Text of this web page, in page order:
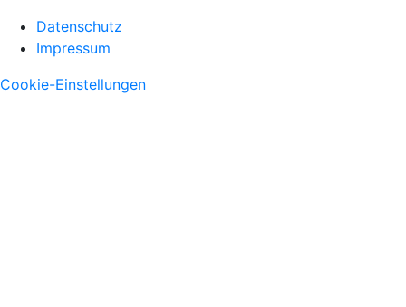
Datenschutz
Impressum
Cookie-Einstellungen